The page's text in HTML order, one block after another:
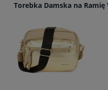
Torebka Damska na Ramię